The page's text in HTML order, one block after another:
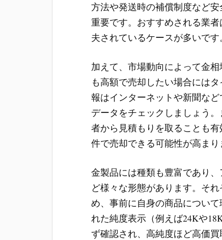
方法や発送時の補償制度など
重要です。おすすめされる業
夫されているケースが多いです
加えて、市場動向によって金
も高額で売却したい場合には
報はインターネットや新聞な
データをチェックしましょう
者から見積もりを取ることも
件で売却できる可能性が高まり
金製品には種類も豊富であり
ど様々な形態があります。そ
め、事前に自身の商品につい
れた純度表示（例えば24Kや
ず確認され、高純度ほど高価